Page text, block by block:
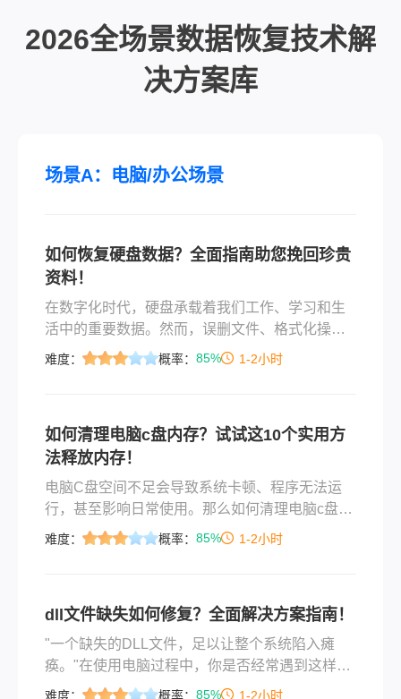
2026全场景数据恢复技术解
决方案库
场景A：电脑/办公场景
如何恢复硬盘数据？全面指南助您挽回珍贵
资料！
在数字化时代，硬盘承载着我们工作、学习和生
活中的重要数据。然而，误删文件、格式化操
作、系统崩溃、病毒攻击等问题时常发生，导致
难度： 概率： 85% 1-2小时
如何清理电脑c盘内存？试试这10个实用方
法释放内存！
电脑C盘空间不足会导致系统卡顿、程序无法运
行，甚至影响日常使用。那么如何清理电脑c盘内
存呢？本文将介绍10种简单有效的清理方法，帮
难度： 概率： 85% 1-2小时
dll文件缺失如何修复？全面解决方案指南！
"一个缺失的DLL文件，足以让整个系统陷入瘫
痪。"在使用电脑过程中，你是否经常遇到这样的
弹窗："无法找到xxx.dll"、"程序无法启动，因为
难度： 概率： 85% 1-2小时